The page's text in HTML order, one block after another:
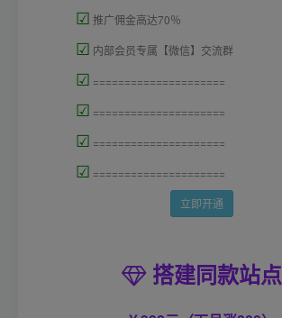
☑ 推广佣金高达70％
☑ 内部会员专属【微信】交流群
☑ =====================
☑ =====================
☑ =====================
☑ =====================
立即开通
搭建同款站点